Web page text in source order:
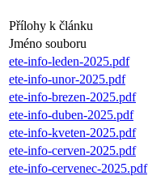
Přílohy k článku
Jméno souboru
ete-info-leden-2025.pdf
ete-info-unor-2025.pdf
ete-info-brezen-2025.pdf
ete-info-duben-2025.pdf
ete-info-kveten-2025.pdf
ete-info-cerven-2025.pdf
ete-info-cervenec-2025.pdf